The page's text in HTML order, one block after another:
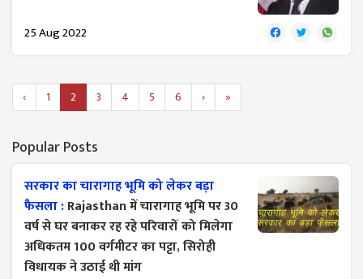
25 Aug 2022
‹ 1 2 3 4 5 6 › »
Popular Posts
सरकार का चारागाह भूमि को लेकर बड़ा
फैसला :Rajasthan में चारागाह भूमि पर 30
वर्ष से घर बनाकर रह रहे परिवारों को मिलेगा
अधिकतम 100 वर्गमीटर का पट्टा, सिरोही
विधायक ने उठाई थी मांग